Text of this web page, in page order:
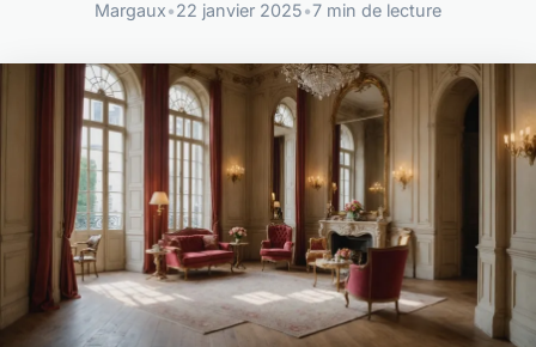
Margaux•22 janvier 2025•7 min de lecture